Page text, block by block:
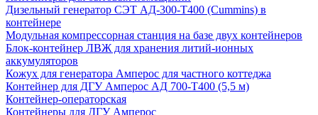
Дизельный генератор СЭТ АД-300-Т400 (Cummins) в
контейнере
Модульная компрессорная станция на базе двух контейнеров
Блок-контейнер ЛВЖ для хранения литий-ионных
аккумуляторов
Кожух для генератора Амперос для частного коттеджа
Контейнер для ДГУ Амперос АД 700-Т400 (5,5 м)
Контейнер-операторская
Контейнеры для ДГУ Амперос